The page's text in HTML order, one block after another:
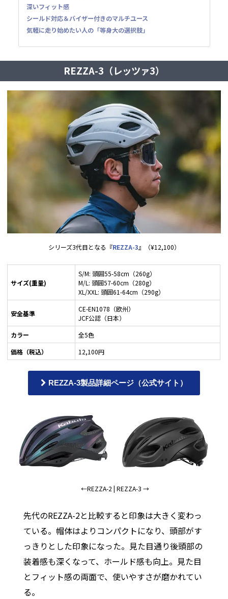
深いフィット感
シールド対応＆バイザー付きのマルチユース
気軽に走り始めたい人の「等身大の選択肢」
REZZA-3（レッツァ3）
シリーズ3代目となる『REZZA-3』（¥12,100）
サイズ(重量)
S/M: 頭囲55-58cm（260g）
M/L: 頭囲57-60cm（280g）
XL/XXL: 頭囲61-64cm（290g）
安全基準
CE-EN1078（欧州）
JCF公認（日本）
カラー
全5色
価格（税込）
12,100円
REZZA-3製品詳細ページ（公式サイト）
←REZZA-2 | REZZA-3 →
先代のREZZA-2と比較すると印象は大きく変わっ
ている。帽体はよりコンパクトになり、頭部がす
っきりとした印象になった。見た目通り後頭部の
装着感も深くなって、ホールド感も向上。見た目
とフィット感の両面で、使いやすさが磨かれてい
る。